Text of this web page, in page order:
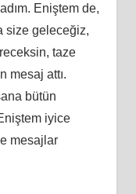
Eniştem de,
size geleceğiz,
taze
mesaj attı.
bütün
iyice
mesajlar